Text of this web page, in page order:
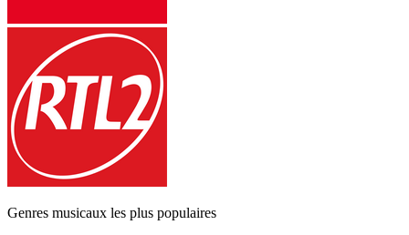
Genres musicaux les plus populaires